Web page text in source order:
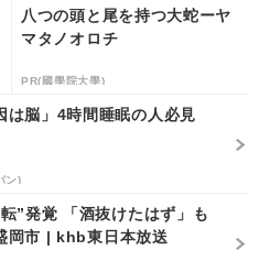
八つの頭と尾を持つ大蛇ーヤ
マタノオロチ
PR(國學院大學)
は脳」4時間睡眠の人必見
ン)
”発覚 「酒抜けたはず」も
市 | khb東日本放送